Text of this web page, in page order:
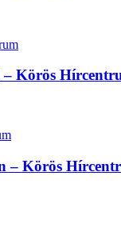
Körös
– Körös